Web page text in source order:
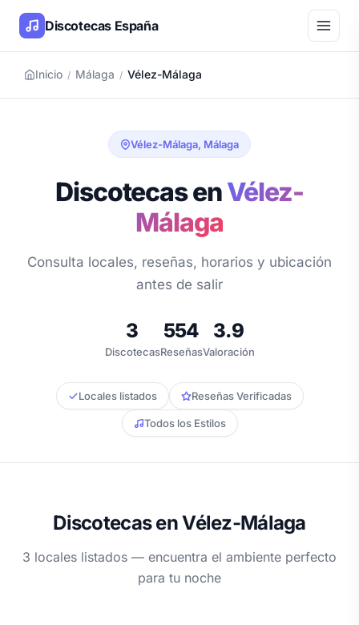
Discotecas España
Inicio / Málaga / Vélez-Málaga
Vélez-Málaga, Málaga
Discotecas enVélez-
Málaga
Consulta locales, reseñas, horarios y ubicación
antes de salir
3
Discotecas
554
Reseñas
3.9
Valoración
Locales listados Reseñas Verificadas
Todos los Estilos
Discotecas en Vélez-Málaga
3 locales listados — encuentra el ambiente perfecto
para tu noche